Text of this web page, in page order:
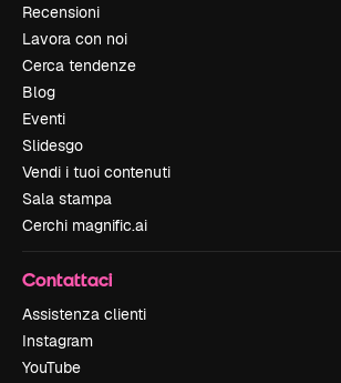
Recensioni
Lavora con noi
Cerca tendenze
Blog
Eventi
Slidesgo
Vendi i tuoi contenuti
Sala stampa
Cerchi magnific.ai
Contattaci
Assistenza clienti
Instagram
YouTube